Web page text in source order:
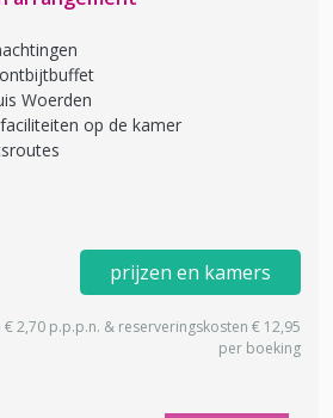
Woerden
op de kamer
prijzen en kamers
2,70 p.p.p.n. & reserveringskosten € 12,95
per boeking